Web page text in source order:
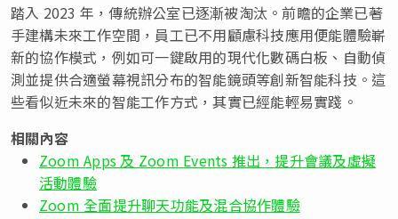
踏入 2023 年，傳統辦公室已逐漸被淘汰。前瞻的企業已著
手建構未來工作空間，員工已不用顧慮科技應用便能體驗嶄
新的協作模式，例如可一鍵啟用的現代化數碼白板、自動偵
測並提供合適螢幕視訊分布的智能鏡頭等創新智能科技。這
些看似近未來的智能工作方式，其實已經能輕易實踐。
相關內容
Zoom Apps 及 Zoom Events 推出，提升會議及虛擬
活動體驗
Zoom 全面提升聊天功能及混合協作體驗